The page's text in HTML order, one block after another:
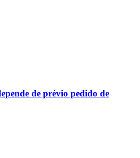
de prévio pedido de